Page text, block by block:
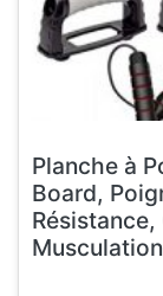
Planche à
Board,